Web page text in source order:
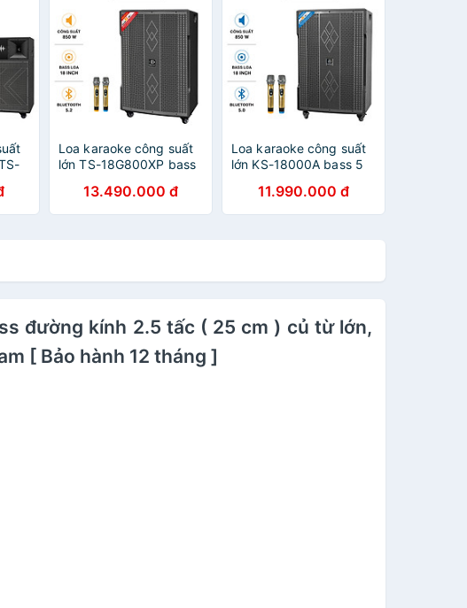
Loa karaoke công suất
lớn TS-18G800XP bass
DALTON 3 đường tiếng
cực hay-Hàng chính
13.490.000 đ
Loa karaoke công suất
lớn KS-18000A bass 5
YAMACHI 3 đường tiếng
cực hay-Hàng chính
11.990.000 đ
đường kính 2.5 tấc ( 25 cm ) củ từ lớn,
[ Bảo hành 12 tháng ]